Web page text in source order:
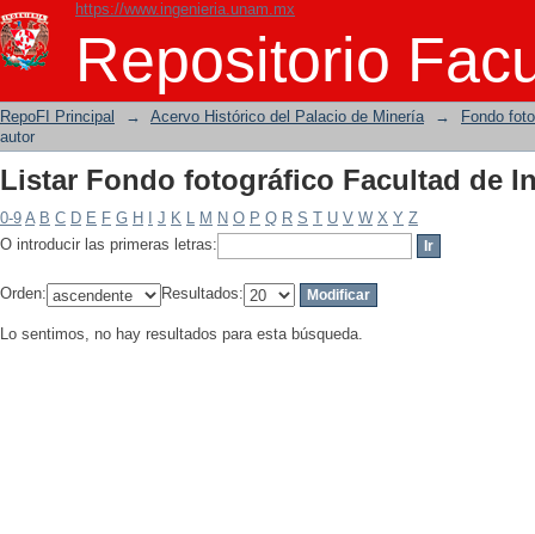
https://www.ingenieria.unam.mx
Repositorio
Listar Fondo fotográfico Facultad de
RepoFI Principal → Acervo Histórico del Palacio de Minería →
Fondo
autor
Listar Fondo fotográfico Facultad de
0-9 A B C D E F G H J K L M N O P Q R S T U V W X Y Z
O introducir las primeras letras:
Orden: Resultados:
Lo sentimos, no hay resultados para esta búsqueda.